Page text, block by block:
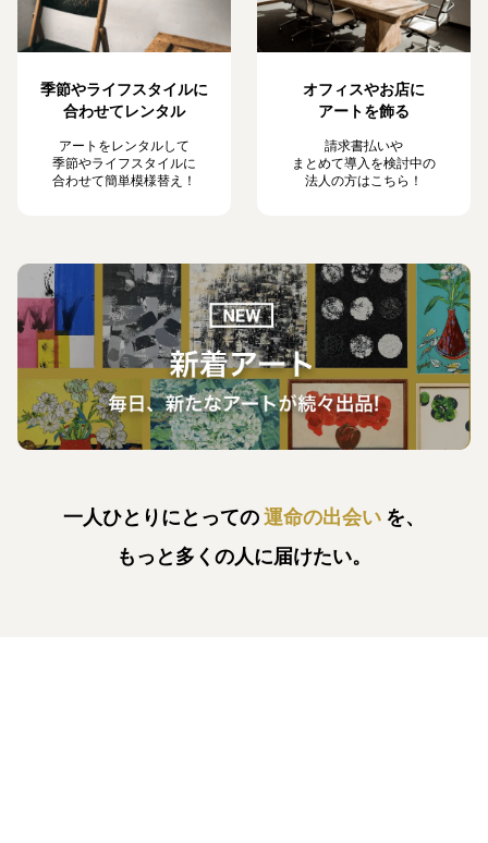
季節やライフスタイルに
合わせてレンタル
アートをレンタルして
季節やライフスタイルに
合わせて簡単模様替え！
オフィスやお店に
アートを飾る
請求書払いや
まとめて導入を検討中の
法人の方はこちら！
一人ひとりにとっての運命の出会い を、
もっと多くの人に届けたい。